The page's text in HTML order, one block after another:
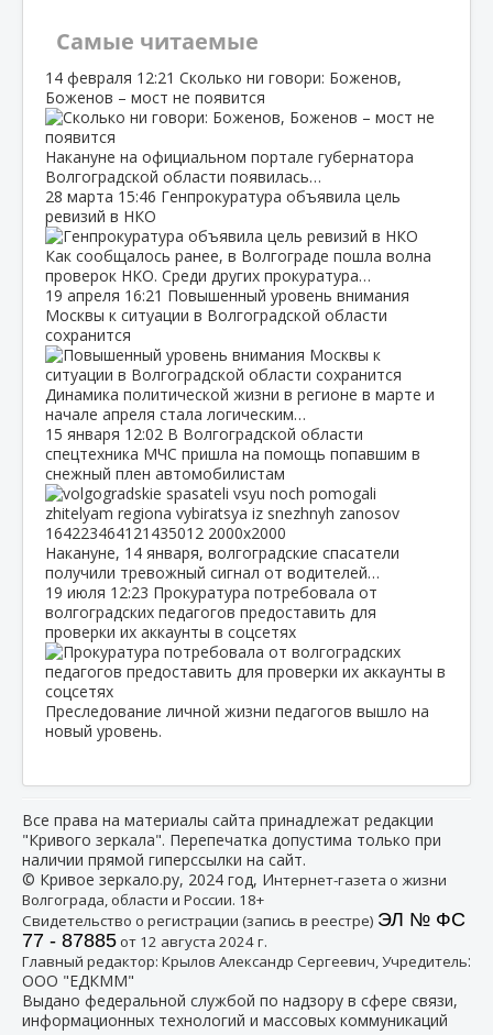
Самые читаемые
14 февраля 12:21 Сколько ни говори: Боженов,
Боженов – мост не появится
Накануне на официальном портале губернатора
Волгоградской области появилась…
28 марта 15:46 Генпрокуратура объявила цель
ревизий в НКО
Как сообщалось ранее, в Волгограде пошла волна
проверок НКО. Среди других прокуратура…
19 апреля 16:21 Повышенный уровень внимания
Москвы к ситуации в Волгоградской области
сохранится
Динамика политической жизни в регионе в марте и
начале апреля стала логическим…
15 января 12:02 В Волгоградской области
спецтехника МЧС пришла на помощь попавшим в
снежный плен автомобилистам
Накануне, 14 января, волгоградские спасатели
получили тревожный сигнал от водителей…
19 июля 12:23 Прокуратура потребовала от
волгоградских педагогов предоставить для
проверки их аккаунты в соцсетях
Преследование личной жизни педагогов вышло на
новый уровень.
Все права на материалы сайта принадлежат редакции
"Кривого зеркала". Перепечатка допустима только при
наличии прямой гиперссылки на сайт.
© Кривое зеркало.ру, 2024 год, Интернет-газета о жизни
Волгограда, области и России. 18+
Свидетельство о регистрации (запись в реестре) ЭЛ № ФС
77 - 87885от 12 августа 2024 г.
Главный редактор: Крылов Александр Сергеевич, Учредитель:
ООО "ЕДКММ"
Выдано федеральной службой по надзору в сфере связи,
информационных технологий и массовых коммуникаций